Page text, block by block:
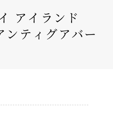
アイランド
ンティグアバー